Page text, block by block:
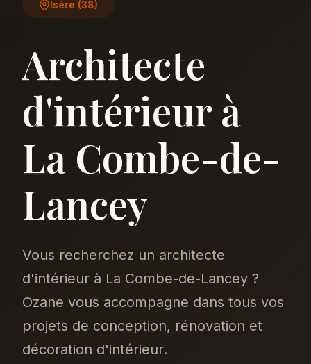
Isère (38)
Architecte
d'intérieur à
La Combe-de-
Lancey
Vous recherchez un architecte
d'intérieur à La Combe-de-Lancey ?
Ozane vous accompagne dans tous vos
projets de conception, rénovation et
décoration d'intérieur.